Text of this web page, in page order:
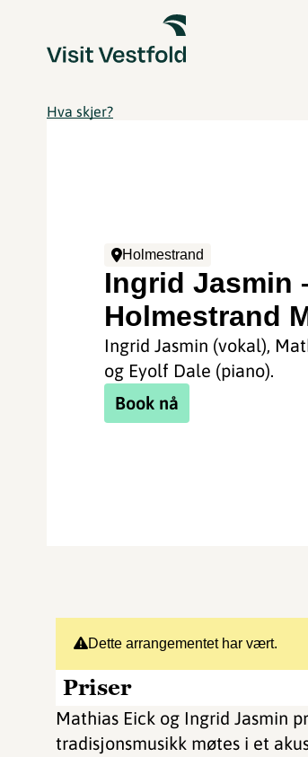
Hva skjer?
Holmestrand
Ingrid Jasmin
Holmestrand
Ingrid Jasmin (vokal),
og Eyolf Dale (piano).
Book nå
Dette arrangementet har vært.
Priser
Mathias Eick og Ingrid Jasmin
tradisjonsmusikk møtes i et